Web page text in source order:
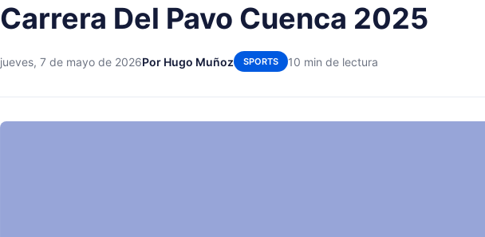
Carrera Del Pavo Cuenca 2025
jueves, 7 de mayo de 2026Por Hugo Muñoz SPORTS 10 min de lectura